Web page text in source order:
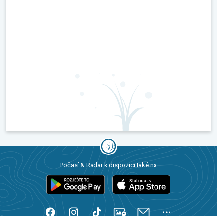
Počasí & Radar k dispozici také na